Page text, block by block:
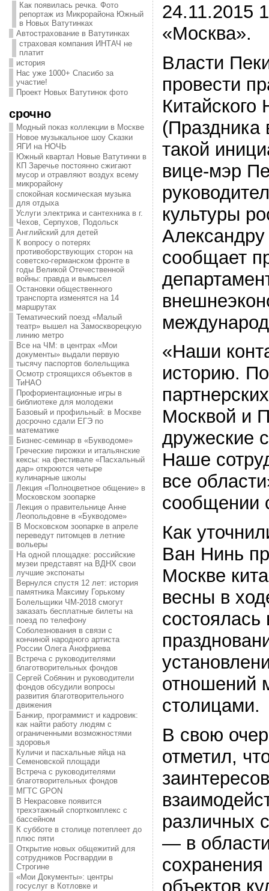
Как появилась речка. Фото
репортаж из Микрорайона Южный
в Новых Ватутинках
Автострахование в Ватутинках
страховая компания ИНТАЧ не
платит
история
Нас уже 1000+ Спасибо за
участие!
Проект Новых Ватутинок фото
срочно
Модный показ коллекции в Москве
Новое музыкальное шоу Сказки
ЯГИ на НОЧЬ
Южный квартал Новые Ватутинки в
КП Заречье постоянно сжигают
мусор и отравляют воздух всему
микрорайону
спокойная космическая музыка
для отдыха
Услуги электрика и сантехника в г.
Чехов, Серпухов, Подольск
Английский для детей
К вопросу о потерях
противоборствующих сторон на
советско-германском фронте в
годы Великой Отечественной
войны: правда и вымысел
Остановки общественного
транспорта изменятся на 14
маршрутах
Тематический поезд «Малый
театр» вышел на Замоскворецкую
линию метро
Все на ЧМ: в центрах «Мои
документы» выдали первую
тысячу паспортов болельщика
Осмотр строящихся объектов в
ТиНАО
Профориентационные игры в
библиотеке для молодежи
Базовый и профильный: в Москве
досрочно сдали ЕГЭ по
математике
Бизнес-семинар в «Букводоме»
Греческие пирожки и итальянские
кексы: на фестивале «Пасхальный
дар» откроются четыре
кулинарные школы
Лекция «Полноцветное общение» в
Московском зоопарке
Лекция о правительнице Анне
Леопольдовне в «Букводоме»
В Московском зоопарке в апреле
переведут питомцев в летние
вольеры
На одной площадке: российские
музеи представят на ВДНХ свои
лучшие экспонаты
Вернулся спустя 12 лет: история
памятника Максиму Горькому
Болельщики ЧМ-2018 смогут
заказать бесплатные билеты на
поезд по телефону
Соболезнования в связи с
кончиной народного артиста
России Олега Анофриева
Встреча с руководителями
благотворительных фондов
Сергей Собянин и руководители
фондов обсудили вопросы
развития благотворительного
движения
Банкир, программист и кадровик:
как найти работу людям с
ограниченными возможностями
здоровья
Куличи и пасхальные яйца на
Семеновской площади
Встреча с руководителями
благотворительных фондов
МГТС GPON
В Некрасовке появится
трехэтажный спорткомплекс с
бассейном
К субботе в столице потеплеет до
плюс пяти
Открытие новых общежитий для
сотрудников Росгвардии в
Строгине
«Мои Документы»: центры
госуслуг в Котловке и
24.11.2015
«Москва».
Власти
провести
Китайского
такой
вице-мэр
культуры
сообщает
«Наши
историю.
Москвой и
дружеские
Наше
все
сообщении
Как
Ван Нинь
Москве
весны в
отношений
столицами.
В свою
отметил,
различных
— в
объектов